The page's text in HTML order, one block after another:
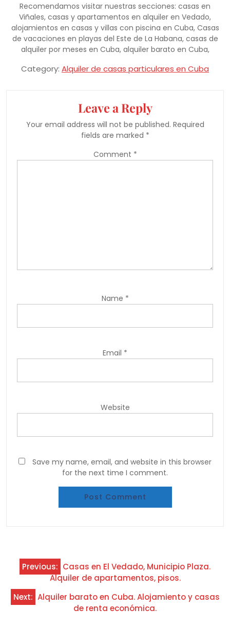
Recomendamos visitar nuestras secciones: casas en
Viñales, casas y apartamentos en alquiler en Vedado,
alojamientos en casas y villas con piscina en Cuba, Casas
de vacaciones en playas del Este de La Habana, casas de
alquiler por meses en Cuba, alquiler barato en Cuba,
Category: Alquiler de casas particulares en Cuba
Leave a Reply
Your email address will not be published. Required
fields are marked *
Comment *
Name *
Email *
Website
Save my name, email, and website in this browser
for the next time I comment.
Post
navigation
Previous: Casas en El Vedado, Municipio Plaza.
Alquiler de apartamentos, pisos.
Next: Alquiler barato en Cuba. Alojamiento y casas
de renta económica.